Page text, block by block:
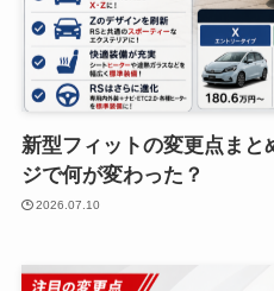
新型フィットの変更点まと
ジで何が変わった？
2026.07.10